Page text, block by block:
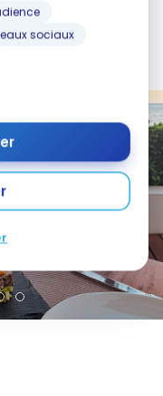
sociaux
et énergique du
bercé par le